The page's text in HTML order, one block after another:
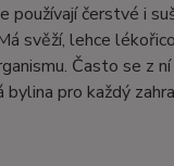
používají čerstvé i
svěží, lehce
Často se z
bylina pro každý